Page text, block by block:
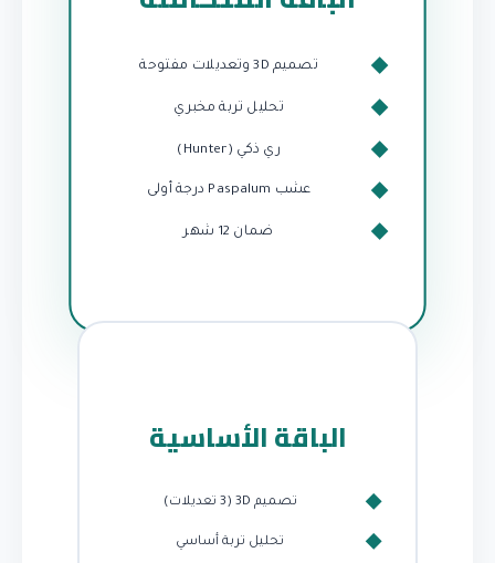
تصميم 3D وتعديلات مفتوحة
تحليل تربة مخبري
ري ذكي (Hunter)
عشب Paspalum درجة أولى
ضمان 12 شهر
الباقة الأساسية
تصميم 3D (3 تعديلات)
تحليل تربة أساسي